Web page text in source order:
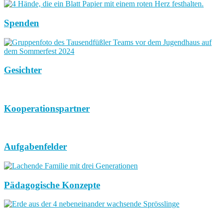
Spenden
Gesichter
Kooperationspartner
Aufgabenfelder
Pädagogische Konzepte